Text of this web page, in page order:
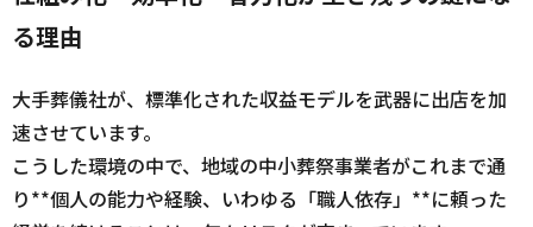
る理由
大手葬儀社が、標準化された収益モデルを武器に出店を加
速させています。
こうした環境の中で、地域の中小葬祭事業者がこれまで通
り**個人の能力や経験、いわゆる「職人依存」**に頼った